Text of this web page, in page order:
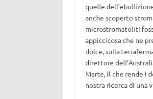
quelle
anche scoperto
microstromatoliti
appiccicosa che ne
dolce, sulla
direttore
Marte, il che rende i
nostra ricerca di una